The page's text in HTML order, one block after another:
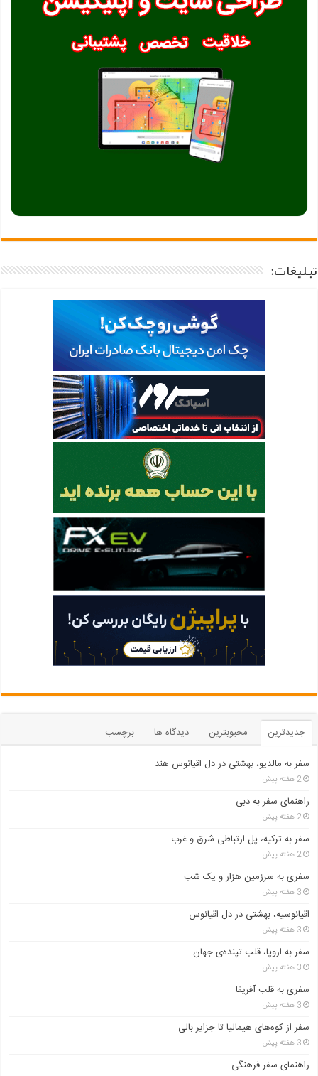
تبلیغات:
جدیدترین محبوبترین دیدگاه ها
برچسب
سفر به مالدیو، بهشتی در دل اقیانوس هند
2 هفته پیش
راهنمای سفر به دبی
2 هفته پیش
سفر به ترکیه، پل ارتباطی شرق و غرب
2 هفته پیش
سفری به سرزمین هزار و یک شب
3 هفته پیش
اقیانوسیه، بهشتی در دل اقیانوس
3 هفته پیش
سفر به اروپا، قلب تپنده‌ی جهان
3 هفته پیش
سفری به قلب آفریقا
3 هفته پیش
سفر از کوه‌های هیمالیا تا جزایر بالی
3 هفته پیش
راهنمای سفر فرهنگی